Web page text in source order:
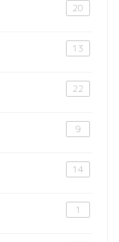
20
13
22
9
14
1